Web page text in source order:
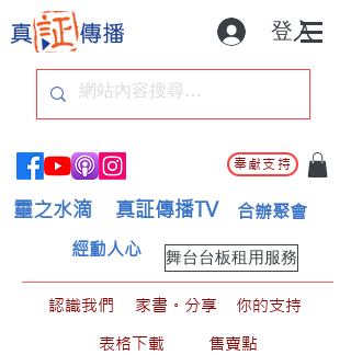
登入
奉獻支持
靈之水滴 真証傳播TV 合辦聚會
舞台台板租用服務
經動人心
認識我們 家書。分享
你的支持
表格下載
售賣點